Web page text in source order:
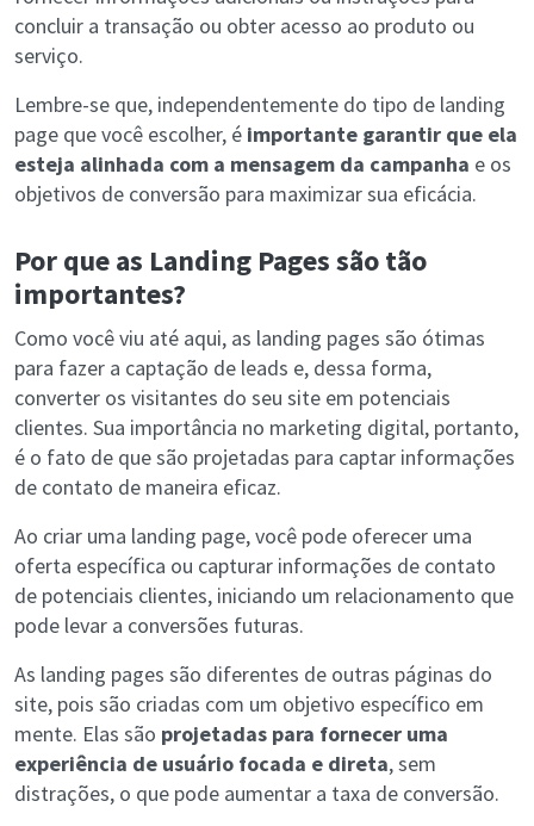
concluir a transação ou obter acesso ao produto ou
serviço.
Lembre-se que, independentemente do tipo de landing
page que você escolher, é importante garantir que ela
esteja alinhada com a mensagem da campanha e os
objetivos de conversão para maximizar sua eficácia.
Por que as Landing Pages são tão
importantes?
Como você viu até aqui, as landing pages são ótimas
para fazer a captação de leads e, dessa forma,
converter os visitantes do seu site em potenciais
clientes. Sua importância no marketing digital, portanto,
é o fato de que são projetadas para captar informações
de contato de maneira eficaz.
Ao criar uma landing page, você pode oferecer uma
oferta específica ou capturar informações de contato
de potenciais clientes, iniciando um relacionamento que
pode levar a conversões futuras.
As landing pages são diferentes de outras páginas do
site, pois são criadas com um objetivo específico em
mente. Elas são projetadas para fornecer uma
experiência de usuário focada e direta, sem
distrações, o que pode aumentar a taxa de conversão.